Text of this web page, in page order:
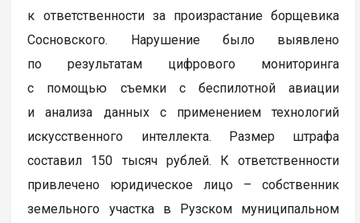
к ответственности за произрастание борщевика
Сосновского. Нарушение было выявлено
по результатам цифрового мониторинга
с помощью съемки с беспилотной авиации
и анализа данных с применением технологий
искусственного интеллекта. Размер штрафа
составил 150 тысяч рублей. К ответственности
привлечено юридическое лицо – собственник
земельного участка в Рузском муниципальном